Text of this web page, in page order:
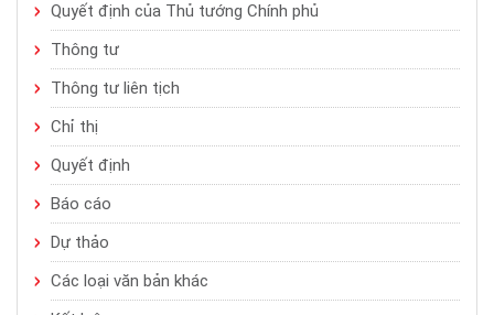
Quyết định của Thủ tướng Chính phủ
Thông tư
Thông tư liên tịch
Chỉ thị
Quyết định
Báo cáo
Dự thảo
Các loại văn bản khác